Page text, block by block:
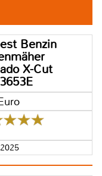
Benzin
X-Cut